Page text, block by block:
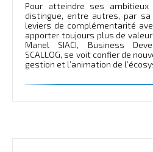
Pour atteindre ses ambitieux
distingue, entre autres, par
leviers de complémentarité
apporter toujours plus de
Manel SIACI, Business
SCALLOG, se voit confier de
gestion et l’animation de